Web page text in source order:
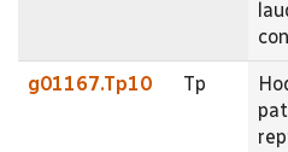
g01167.Tp10 Tp